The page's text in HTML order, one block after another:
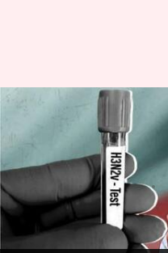
దేశంలో
పెరుగుదలపై
రాష్ట్రాలకు లేఖ
Mar 11, 2023
ఈ వార్తాకథనం ఏంటి